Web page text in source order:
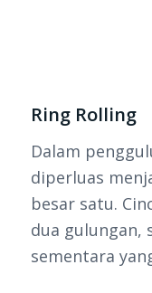
Ring Rolling
Dalam
diperluas
besar satu.
dua gulungan,
sementara